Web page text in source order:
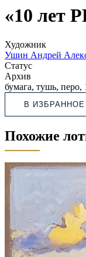
«10 лет
Художник
Ушин Андрей
Статус
Архив
бумага, тушь, перо,
В ИЗБРАННОЕ
Похожие